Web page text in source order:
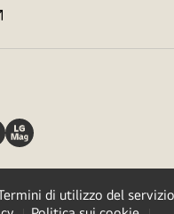
di utilizzo del